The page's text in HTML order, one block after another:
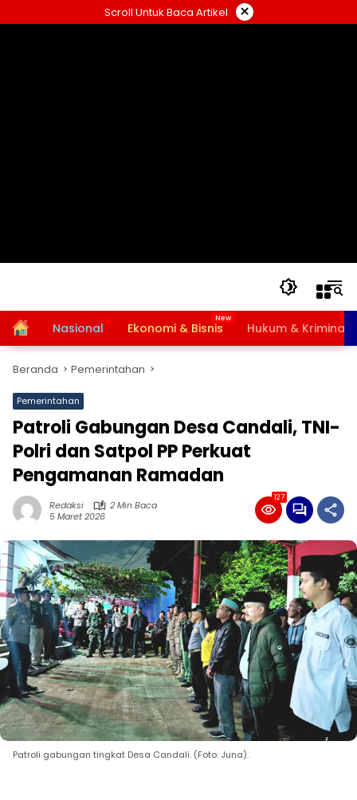
ke
Scroll Untuk Baca Artikel ×
HomeNasional Ekonomi & Bisnis Hukum & Kriminal
Beranda Pemerintahan
Pemerintahan
Patroli Gabungan Desa Candali, TNI-
Polri dan Satpol PP Perkuat
Pengamanan Ramadan
Redaksi
2 Min Baca
5 Maret 2026
127
Patroli gabungan tingkat Desa Candali. (Foto: Juna).